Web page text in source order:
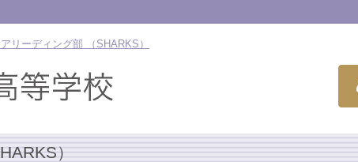
リーディング部 （SHARKS）
）